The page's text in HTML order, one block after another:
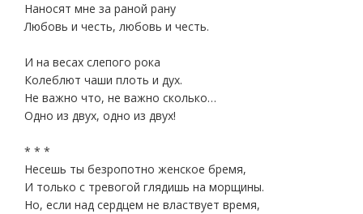
Наносят мне за раной рану
Любовь и честь, любовь и честь.
И на весах слепого рока
Колеблют чаши плоть и дух.
Не важно что, не важно сколько…
Одно из двух, одно из двух!
* * *
Несешь ты безропотно женское бремя,
И только с тревогой глядишь на морщины.
Но, если над сердцем не властвует время,